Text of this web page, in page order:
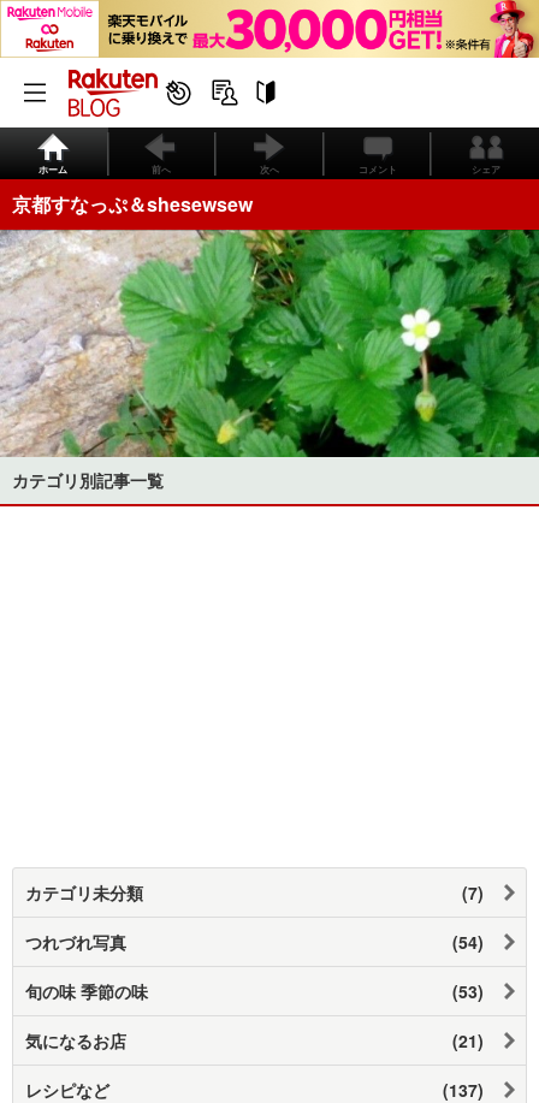
ホーム 前へ 次へ コメント シェア
京都すなっぷ＆shesewsew
カテゴリ別記事一覧
カテゴリ未分類 (7)
つれづれ写真 (54)
旬の味 季節の味 (53)
気になるお店 (21)
レシピなど (137)